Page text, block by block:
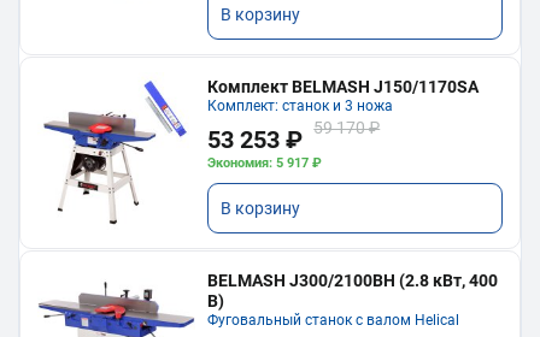
В корзину
Комплект BELMASH J150/1170SA
Комплект: станок и 3 ножа
53 253 ₽ 59 170 ₽
Экономия: 5 917 ₽
В корзину
BELMASH J300/2100ВH (2.8 кВт, 400
В)
Фуговальный станок с валом Helical